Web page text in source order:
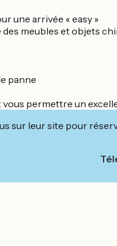
une arrivée « easy »
des meubles et objets
panne
permettre un
sur leur site pour